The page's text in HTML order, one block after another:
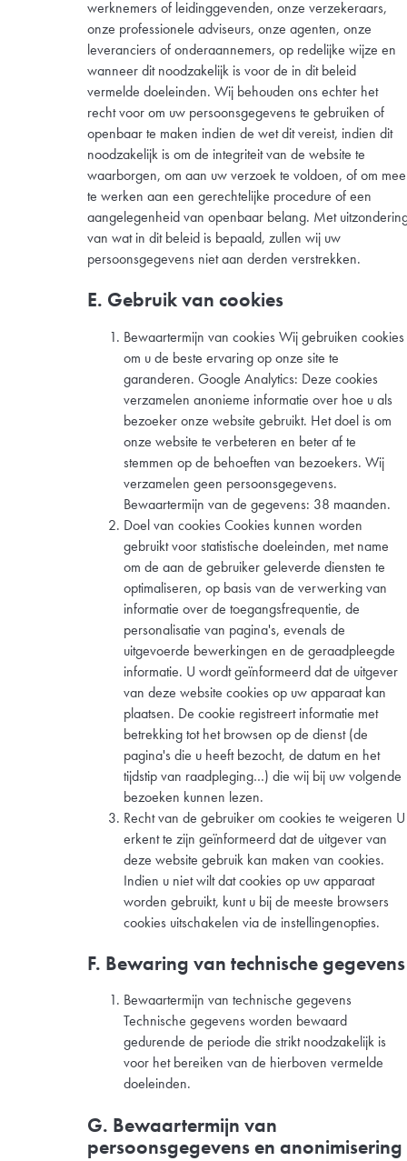
werknemers of leidinggevenden, onze verzekeraars,
onze professionele adviseurs, onze agenten, onze
leveranciers of onderaannemers, op redelijke wijze en
wanneer dit noodzakelijk is voor de in dit beleid
vermelde doeleinden. Wij behouden ons echter het
recht voor om uw persoonsgegevens te gebruiken of
openbaar te maken indien de wet dit vereist, indien dit
noodzakelijk is om de integriteit van de website te
waarborgen, om aan uw verzoek te voldoen, of om mee
te werken aan een gerechtelijke procedure of een
aangelegenheid van openbaar belang. Met
van wat in dit beleid is bepaald, zullen wij uw
persoonsgegevens niet aan derden verstrekken.
E. Gebruik van cookies
Bewaartermijn van cookies Wij gebruiken cookies
om u de beste ervaring op onze site te
garanderen. Google Analytics: Deze cookies
verzamelen anonieme informatie over hoe u als
bezoeker onze website gebruikt. Het doel is om
onze website te verbeteren en beter af te
stemmen op de behoeften van bezoekers. Wij
verzamelen geen persoonsgegevens.
Bewaartermijn van de gegevens: 38 maanden.
Doel van cookies Cookies kunnen worden
gebruikt voor statistische doeleinden, met name
om de aan de gebruiker geleverde diensten te
optimaliseren, op basis van de verwerking van
informatie over de toegangsfrequentie, de
personalisatie van pagina's, evenals de
uitgevoerde bewerkingen en de geraadpleegde
informatie. U wordt geïnformeerd dat de uitgever
van deze website cookies op uw apparaat kan
plaatsen. De cookie registreert informatie met
betrekking tot het browsen op de dienst (de
pagina's die u heeft bezocht, de datum en het
tijdstip van raadpleging…) die wij bij uw volgende
bezoeken kunnen lezen.
Recht van de gebruiker om cookies te weigeren U
erkent te zijn geïnformeerd dat de uitgever van
deze website gebruik kan maken van cookies.
Indien u niet wilt dat cookies op uw apparaat
worden gebruikt, kunt u bij de meeste browsers
cookies uitschakelen via de instellingenopties.
F. Bewaring van technische gegevens
Bewaartermijn van technische gegevens
Technische gegevens worden bewaard
gedurende de periode die strikt noodzakelijk is
voor het bereiken van de hierboven vermelde
doeleinden.
G. Bewaartermijn van
persoonsgegevens en anonimisering